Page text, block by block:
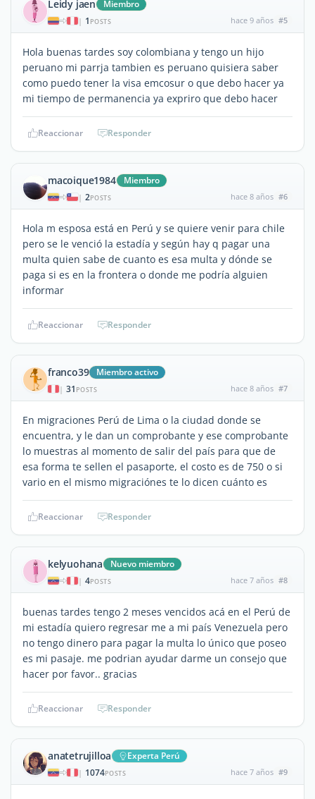
Leidy jaen Miembro
| 1 POSTS hace 9 años #5
Hola buenas tardes soy colombiana y tengo un hijo
peruano mi parrja tambien es peruano quisiera saber
como puedo tener la visa emcosur o que debo hacer ya
mi tiempo de permanencia ya expriro que debo hacer
Reaccionar Responder
macoique1984 Miembro
| 2POSTS hace 8 años #6
Hola m esposa está en Perú y se quiere venir para chile
pero se le venció la estadía y según hay q pagar una
multa quien sabe de cuanto es esa multa y dónde se
paga si es en la frontera o donde me podría alguien
informar
Reaccionar Responder
franco39 Miembro activo
| 31 POSTS hace 8 años #7
En migraciones Perú de Lima o la ciudad donde se
encuentra, y le dan un comprobante y ese comprobante
lo muestras al momento de salir del país para que de
esa forma te sellen el pasaporte, el costo es de 750 o si
vario en el mismo migraciónes te lo dicen cuánto es
Reaccionar Responder
kelyuohana Nuevo miembro
| 4POSTS hace 7 años #8
buenas tardes tengo 2 meses vencidos acá en el Perú de
mi estadía quiero regresar me a mi país Venezuela pero
no tengo dinero para pagar la multa lo único que poseo
es mi pasaje. me podrian ayudar darme un consejo que
hacer por favor.. gracias
Reaccionar Responder
anatetrujilloa Experta Perú
| 1074POSTS hace 7 años #9